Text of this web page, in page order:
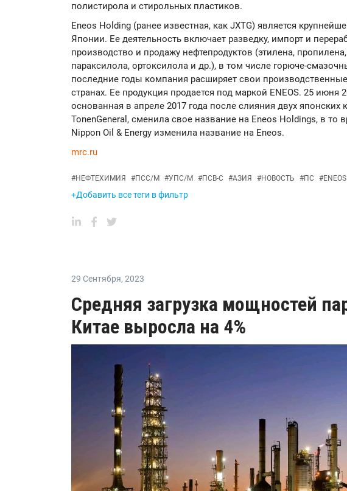
полистирола и стирольных пластиков.
Eneos Holding (ранее известная, как JXTG) является
Японии. Ее деятельность включает разведку, импорт и
производство и продажу нефтепродуктов (этилена,
параксилола, ортоксилола и др.), в том числе горюче-
последние годы компания расширяет свои
странах. Ее продукция продается под маркой ENEOS. 25 июня
основанная в апреле 2017 года после слияния двух японских
TonenGeneral, сменила свое название на Eneos Holdings, в то
Nippon Oil & Energy изменила название на Eneos.
mrc.ru
#НЕФТЕХИМИЯ #ПСС/М #УПС/М #ПСВ-С #АЗИЯ #НОВОСТЬ #ПС #ENEOS
+Добавить все теги в фильтр
29 Сентября, 2023
Средняя загрузка мощностей
Китае выросла на 4%